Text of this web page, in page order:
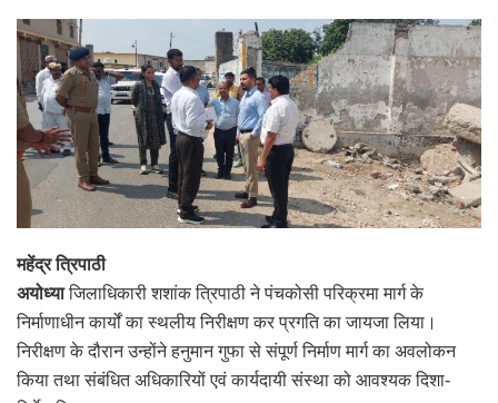
महेंद्र त्रिपाठी
अयोध्याजिलाधिकारी शशांक त्रिपाठी ने पंचकोसी परिक्रमा मार्ग के
निर्माणाधीन कार्यों का स्थलीय निरीक्षण कर प्रगति का जायजा लिया।
निरीक्षण के दौरान उन्होंने हनुमान गुफा से संपूर्ण निर्माण मार्ग का अवलोकन
किया तथा संबंधित अधिकारियों एवं कार्यदायी संस्था को आवश्यक दिशा-